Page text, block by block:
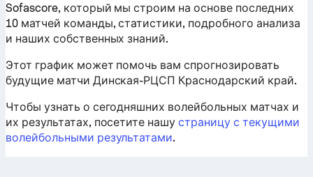
Sofascore, который мы строим на основе последних
10 матчей команды, статистики, подробного анализа
и наших собственных знаний.
Этот график может помочь вам спрогнозировать
будущие матчи Динская-РЦСП Краснодарский край.
Чтобы узнать о сегодняшних волейбольных матчах и
их результатах, посетите нашустраницу с текущими
волейбольными результатами.